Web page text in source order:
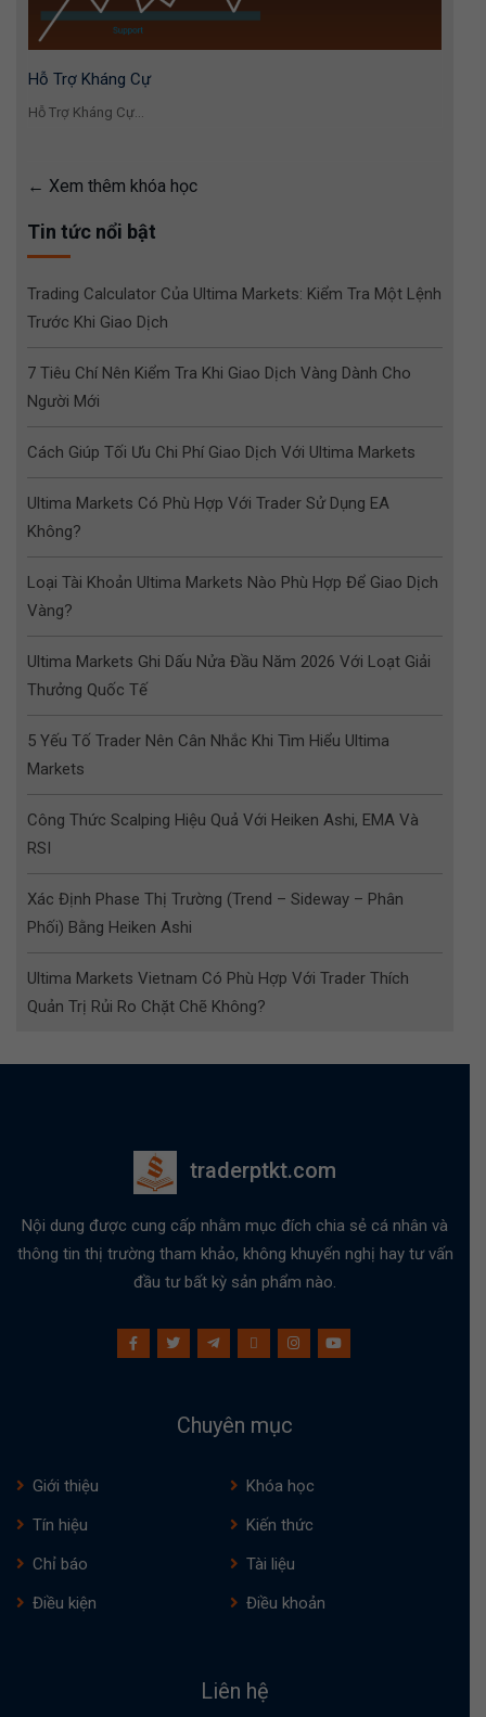
Hỗ Trợ Kháng Cự
Hỗ Trợ Kháng Cự...
Xem thêm khóa học
Tin tức nổi bật
Trading Calculator Của Ultima Markets: Kiểm Tra Một Lệnh
Trước Khi Giao Dịch
7 Tiêu Chí Nên Kiểm Tra Khi Giao Dịch Vàng Dành Cho
Người Mới
Cách Giúp Tối Ưu Chi Phí Giao Dịch Với Ultima Markets
Ultima Markets Có Phù Hợp Với Trader Sử Dụng EA
Không?
Loại Tài Khoản Ultima Markets Nào Phù Hợp Để Giao Dịch
Vàng?
Ultima Markets Ghi Dấu Nửa Đầu Năm 2026 Với Loạt Giải
Thưởng Quốc Tế
5 Yếu Tố Trader Nên Cân Nhắc Khi Tìm Hiểu Ultima
Markets
Công Thức Scalping Hiệu Quả Với Heiken Ashi, EMA Và
RSI
Xác Định Phase Thị Trường (Trend – Sideway – Phân
Phối) Bằng Heiken Ashi
Ultima Markets Vietnam Có Phù Hợp Với Trader Thích
Quản Trị Rủi Ro Chặt Chẽ Không?
traderptkt.com
Nội dung được cung cấp nhằm mục đích chia sẻ cá nhân và
thông tin thị trường tham khảo, không khuyến nghị hay tư vấn
đầu tư bất kỳ sản phẩm nào.
Chuyên mục
Giới thiệu
Khóa học
Tín hiệu
Kiến thức
Chỉ báo
Tài liệu
Điều kiện
Điều khoản
Liên hệ